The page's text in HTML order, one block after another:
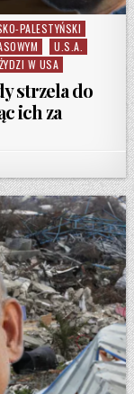
PALESTYŃSKI
U.S.A.
ŻYDZI W USA
strzela do
ich za